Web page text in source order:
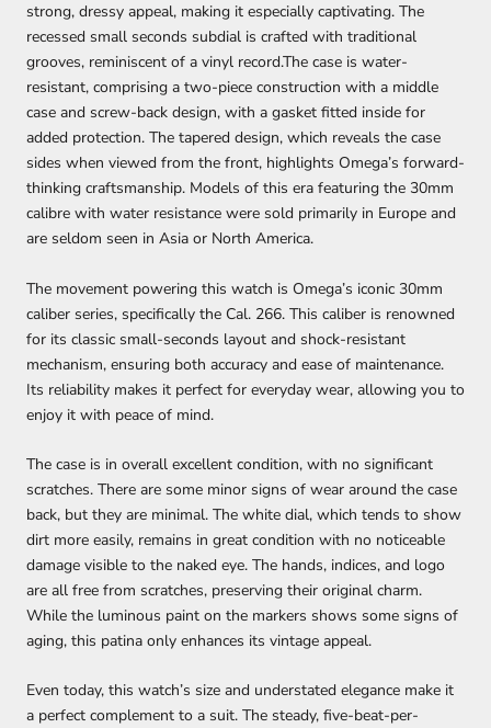
strong, dressy appeal, making it especially captivating. The
recessed small seconds subdial is crafted with traditional
grooves, reminiscent of a vinyl record.The case is water-
resistant, comprising a two-piece construction with a middle
case and screw-back design, with a gasket fitted inside for
added protection. The tapered design, which reveals the case
sides when viewed from the front, highlights Omega’s forward-
thinking craftsmanship. Models of this era featuring the 30mm
calibre with water resistance were sold primarily in Europe and
are seldom seen in Asia or North America.
The movement powering this watch is Omega’s iconic 30mm
caliber series, specifically the Cal. 266. This caliber is renowned
for its classic small-seconds layout and shock-resistant
mechanism, ensuring both accuracy and ease of maintenance.
Its reliability makes it perfect for everyday wear, allowing you to
enjoy it with peace of mind.
The case is in overall excellent condition, with no significant
scratches. There are some minor signs of wear around the case
back, but they are minimal. The white dial, which tends to show
dirt more easily, remains in great condition with no noticeable
damage visible to the naked eye. The hands, indices, and logo
are all free from scratches, preserving their original charm.
While the luminous paint on the markers shows some signs of
aging, this patina only enhances its vintage appeal.
Even today, this watch’s size and understated elegance make it
a perfect complement to a suit. The steady, five-beat-per-